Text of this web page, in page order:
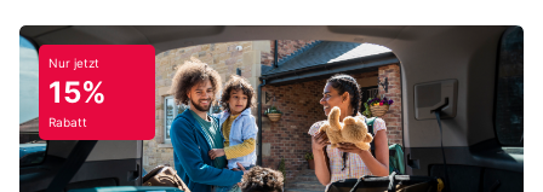
Nur jetzt
15%
Rabatt